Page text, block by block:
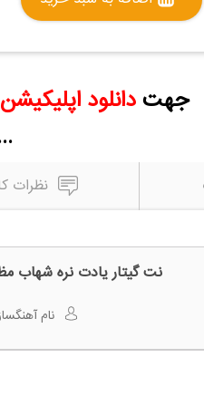
جهتدانلود اپلیکیشن
نظرات
نت گیتار یادت نره شهاب
نام